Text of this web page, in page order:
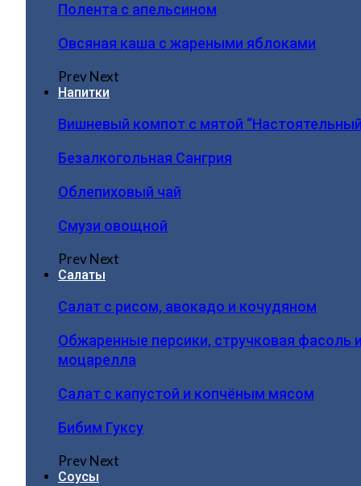
Полента с апельсином
Овсяная каша с жареными яблоками
PrevNext
Напитки
Вишневый компот с мятой
Безалкогольная Сангрия
Облепиховый чай
Смузи овощной
PrevNext
Салаты
Салат с рисом, авокадо и кочудяном
Обжаренные персики, стручковая фасоль
моцарелла
Салат с капустой и копчёным мясом
Бибим Гуксу
PrevNext
Соусы